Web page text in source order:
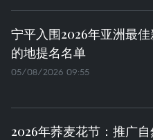
宁平入围2026年亚洲最
的地提名名单
05/08/2026 09:55
2026年荞麦花节：推广